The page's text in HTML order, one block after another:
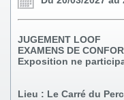
JUGEMENT LOOF
EXAMENS DE
Exposition ne
Lieu : Le Carré du